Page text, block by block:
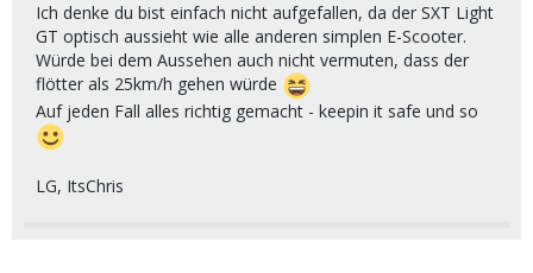
Ich denke du bist einfach nicht aufgefallen, da der SXT Light
GT optisch aussieht wie alle anderen simplen E-Scooter.
Würde bei dem Aussehen auch nicht vermuten, dass der
flötter als 25km/h gehen würde
Auf jeden Fall alles richtig gemacht - keepin it safe und so
LG, ItsChris